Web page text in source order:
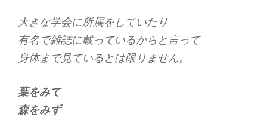
大きな学会に所属をしていたり
有名で雑誌に載っているからと言って
身体まで見ているとは限りません。
葉をみて
森をみず